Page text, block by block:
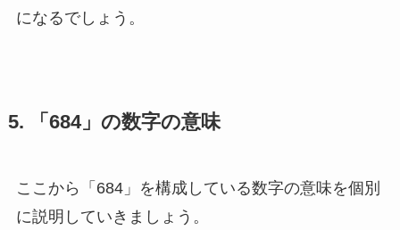
になるでしょう。
5. 「684」の数字の意味
ここから「684」を構成している数字の意味を個別
に説明していきましょう。